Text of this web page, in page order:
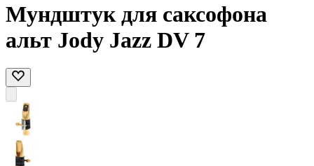
Мундштук для саксофона
альт Jody Jazz DV 7